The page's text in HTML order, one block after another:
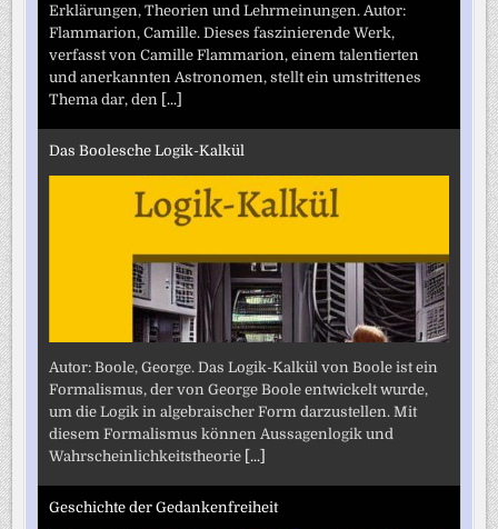
Erklärungen, Theorien und Lehrmeinungen. Autor:
Flammarion, Camille. Dieses faszinierende Werk,
verfasst von Camille Flammarion, einem talentierten
und anerkannten Astronomen, stellt ein umstrittenes
Thema dar, den [...]
Das Boolesche Logik-Kalkül
Autor: Boole, George. Das Logik-Kalkül von Boole ist ein
Formalismus, der von George Boole entwickelt wurde,
um die Logik in algebraischer Form darzustellen. Mit
diesem Formalismus können Aussagenlogik und
Wahrscheinlichkeitstheorie [...]
Geschichte der Gedankenfreiheit